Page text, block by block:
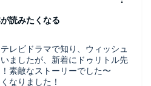
レビドラマで知り、ウィッシュ
ましたが、新着にドゥリトル先
素敵なストーリーでした〜
なりました！
読みたくなる